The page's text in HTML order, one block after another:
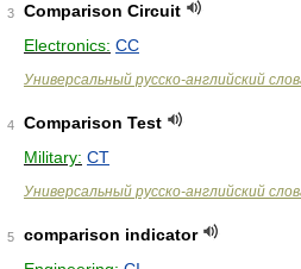
3
Comparison Circuit
Electronics: CC
Универсальный русско-английский
4
Comparison Test
Military: CT
Универсальный русско-английский
5
comparison indicator